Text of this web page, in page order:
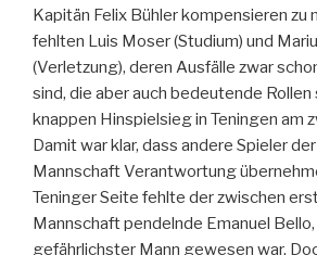
Kapitän Felix Bühler kompensieren zu
fehlten Luis Moser (Studium) und
(Verletzung), deren Ausfälle zwar
sind, die aber auch bedeutende
knappen Hinspielsieg in Teningen am
Damit war klar, dass andere Spieler
Mannschaft Verantwortung
Teninger Seite fehlte der zwischen
Mannschaft pendelnde Emanuel
gefährlichster Mann gewesen war.